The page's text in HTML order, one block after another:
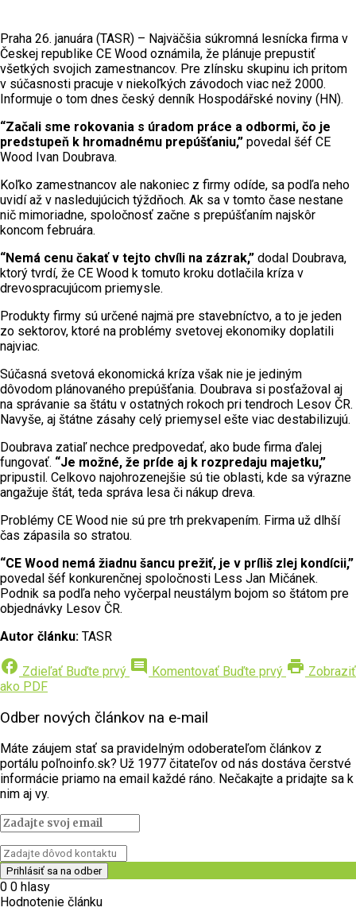
Praha 26. januára (TASR) – Najväčšia súkromná lesnícka firma v
Českej republike CE Wood oznámila, že plánuje prepustiť
všetkých svojich zamestnancov. Pre zlínsku skupinu ich pritom
v súčasnosti pracuje v niekoľkých závodoch viac než 2000.
Informuje o tom dnes český denník Hospodářské noviny (HN).
“Začali sme rokovania s úradom práce a odbormi, čo je
predstupeň k hromadnému prepúšťaniu,” povedal šéf CE
Wood Ivan Doubrava.
Koľko zamestnancov ale nakoniec z firmy odíde, sa podľa neho
uvidí až v nasledujúcich týždňoch. Ak sa v tomto čase nestane
nič mimoriadne, spoločnosť začne s prepúšťaním najskôr
koncom februára.
“Nemá cenu čakať v tejto chvíli na zázrak,” dodal Doubrava,
ktorý tvrdí, že CE Wood k tomuto kroku dotlačila kríza v
drevospracujúcom priemysle.
Produkty firmy sú určené najmä pre stavebníctvo, a to je jeden
zo sektorov, ktoré na problémy svetovej ekonomiky doplatili
najviac.
Súčasná svetová ekonomická kríza však nie je jediným
dôvodom plánovaného prepúšťania. Doubrava si posťažoval aj
na správanie sa štátu v ostatných rokoch pri tendroch Lesov ČR.
Navyše, aj štátne zásahy celý priemysel ešte viac destabilizujú.
Doubrava zatiaľ nechce predpovedať, ako bude firma ďalej
fungovať. “Je možné, že príde aj k rozpredaju majetku,”
pripustil. Celkovo najohrozenejšie sú tie oblasti, kde sa výrazne
angažuje štát, teda správa lesa či nákup dreva.
Problémy CE Wood nie sú pre trh prekvapením. Firma už dlhší
čas zápasila so stratou.
“CE Wood nemá žiadnu šancu prežiť, je v príliš zlej kondícii,”
povedal šéf konkurenčnej spoločnosti Less Jan Mičánek.
Podnik sa podľa neho vyčerpal neustálym bojom so štátom pre
objednávky Lesov ČR.
Autor článku: TASR
facebook Zdieľať Buďte prvý comment Komentovať Buďte prvý print Zobraziť
ako PDF
Odber nových článkov na e-mail
Máte záujem stať sa pravidelným odoberateľom článkov z
portálu poľnoinfo.sk? Už 1977 čitateľov od nás dostáva čerstvé
informácie priamo na email každé ráno. Nečakajte a pridajte sa k
nim aj vy.
0 0 hlasy
Hodnotenie článku